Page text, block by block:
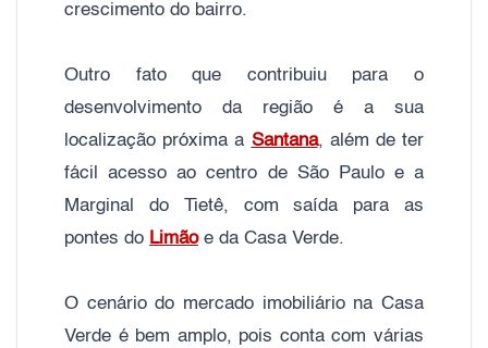
crescimento do bairro.
Outro fato que contribuiu para o
desenvolvimento da região é a sua
localização próxima a Santana, além de ter
fácil acesso ao centro de São Paulo e a
Marginal do Tietê, com saída para as
pontes do Limãoe da Casa Verde.
O cenário do mercado imobiliário na Casa
Verde é bem amplo, pois conta com várias